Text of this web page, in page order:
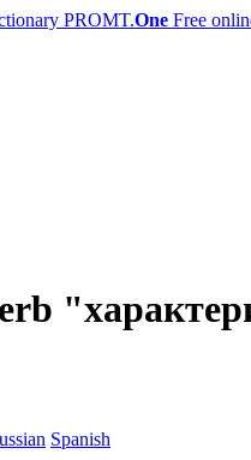
PROMT.One Free
Spanish